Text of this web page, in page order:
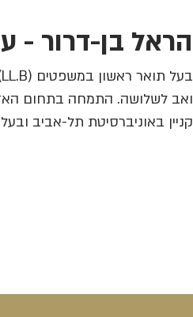
הראל בן-דרור -
ואב לשלושה. התמחה בתחום
קניין באוניברסיטת תל-אביב